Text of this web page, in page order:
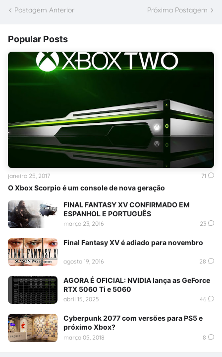
Postagem Anterior Próxima Postagem
Popular Posts
O Xbox Scorpio é um console de nova geração
janeiro 25, 2017 71
FINAL FANTASY XV CONFIRMADO EM
ESPANHOL E PORTUGUÊS
março 23, 2016 23
Final Fantasy XV é adiado para novembro
agosto 19, 2016 28
AGORA É OFICIAL: NVIDIA lança as GeForce
RTX 5060 Ti e 5060
abril 15, 2025 46
Cyberpunk 2077 com versões para PS5 e
próximo Xbox?
março 05, 2018 8